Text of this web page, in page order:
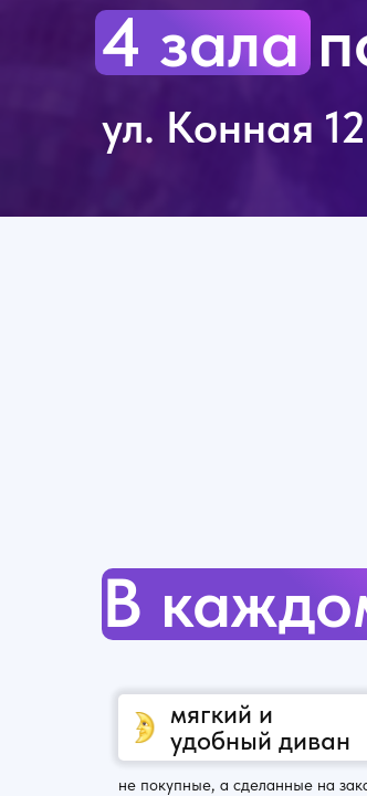
4 зала
ул. Конная
не покупные, а сделанные на
В
мягкий и
удобный диван